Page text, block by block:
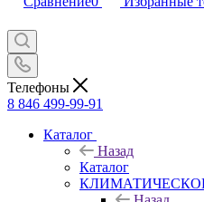
Телефоны
8 846 499-99-91
Каталог
Назад
Каталог